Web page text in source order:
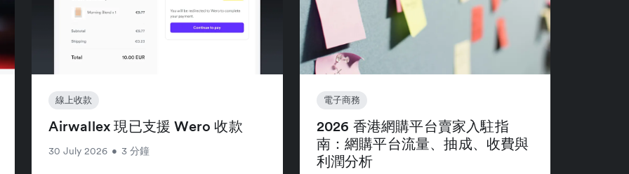
線上收款
Airwallex 現已支援 Wero 收款
30 July 2026 • 3 分鐘
電子商務
2026 香港網購平台賣家入駐指
南：網購平台流量、抽成、收費與
利潤分析